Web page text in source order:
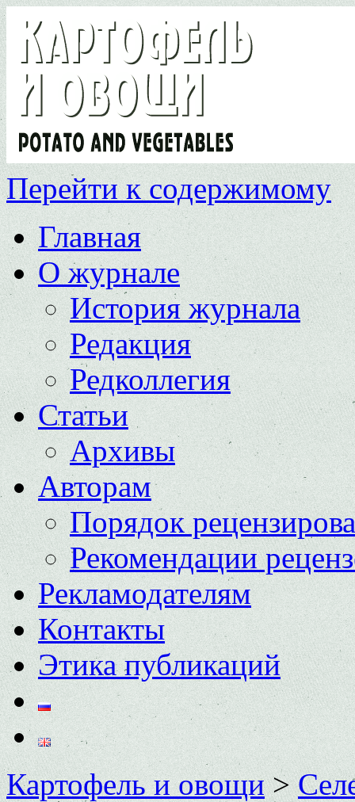
Перейти к содержимому
Главная
О журнале
История журнала
Редакция
Редколлегия
Статьи
Архивы
Авторам
Порядок
Рекомендации
Рекламодателям
Контакты
Этика публикаций
Картофель и овощи>